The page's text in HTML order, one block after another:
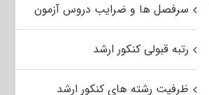
سرفصل ها و ضرایب دروس آزمون
رتبه قبولی کنکور ارشد
ظرفیت رشته های کنکور ارشد